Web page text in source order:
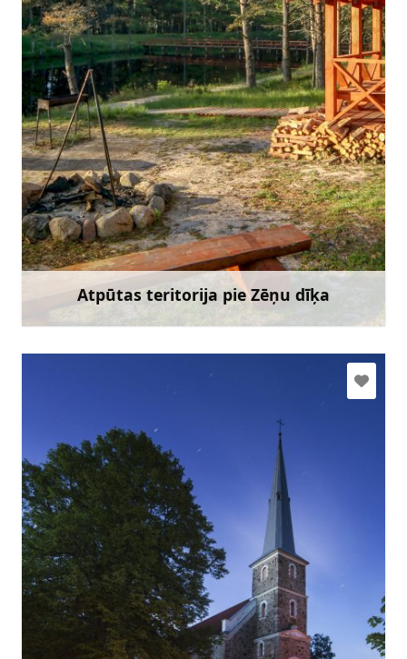
Atpūtas teritorija pie Zēņu dīķa
Doties
Uzzināt vairāk